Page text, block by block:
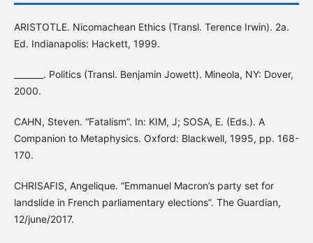
ARISTOTLE. Nicomachean Ethics (Transl. Terence Irwin). 2a.
Ed. Indianapolis: Hackett, 1999.
_______. Politics (Transl. Benjamin Jowett). Mineola, NY: Dover,
2000.
CAHN, Steven. “Fatalism”. In: KIM, J; SOSA, E. (Eds.). A
Companion to Metaphysics. Oxford: Blackwell, 1995, pp. 168-
170.
CHRISAFIS, Angelique. “Emmanuel Macron’s party set for
landslide in French parliamentary elections”. The Guardian,
12/june/2017.